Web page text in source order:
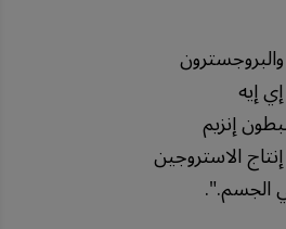
والبروجسترون
إيإيه
إنزيم
إنتاجالاستروجين
الجسم.".